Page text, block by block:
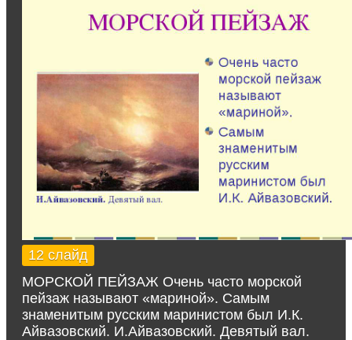
12 слайд
МОРСКОЙ ПЕЙЗАЖ Очень часто морской
пейзаж называют «мариной». Самым
знаменитым русским маринистом был И.К.
Айвазовский. И.Айвазовский. Девятый вал.